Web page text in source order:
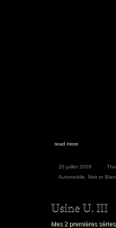
read more
20 juillet 2009
Automobile
Noir et
Mes 2 premières